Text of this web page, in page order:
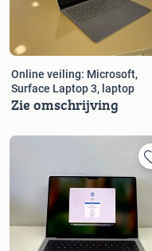
Online veiling: Microsoft,
Surface Laptop 3, laptop
Zie omschrijving